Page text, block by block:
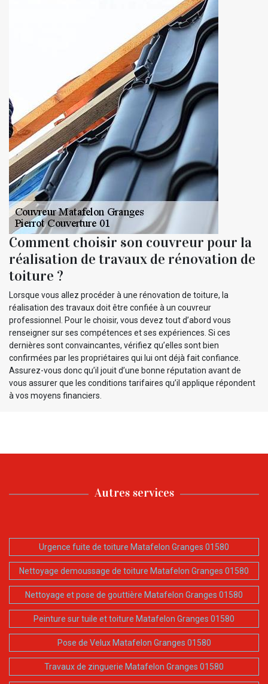
Comment choisir son couvreur pour la
réalisation de travaux de rénovation de
toiture ?
Lorsque vous allez procéder à une rénovation de toiture, la
réalisation des travaux doit être confiée à un couvreur
professionnel. Pour le choisir, vous devez tout d’abord vous
renseigner sur ses compétences et ses expériences. Si ces
dernières sont convaincantes, vérifiez qu’elles sont bien
confirmées par les propriétaires qui lui ont déjà fait confiance.
Assurez-vous donc qu’il jouit d’une bonne réputation avant de
vous assurer que les conditions tarifaires qu’il applique répondent
à vos moyens financiers.
Autres services
Urgence fuite de toiture Matafelon Granges 01580
Nettoyage demoussage de toiture Matafelon Granges 01580
Nettoyage et pose de gouttière Matafelon Granges 01580
Peinture sur tuile et toiture Matafelon Granges 01580
Pose de Velux Matafelon Granges 01580
Travaux de zinguerie Matafelon Granges 01580